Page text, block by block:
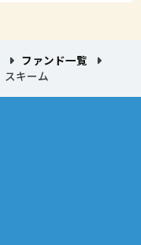
ファンド一覧
スキーム